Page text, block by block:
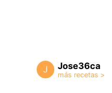
J Jose36ca